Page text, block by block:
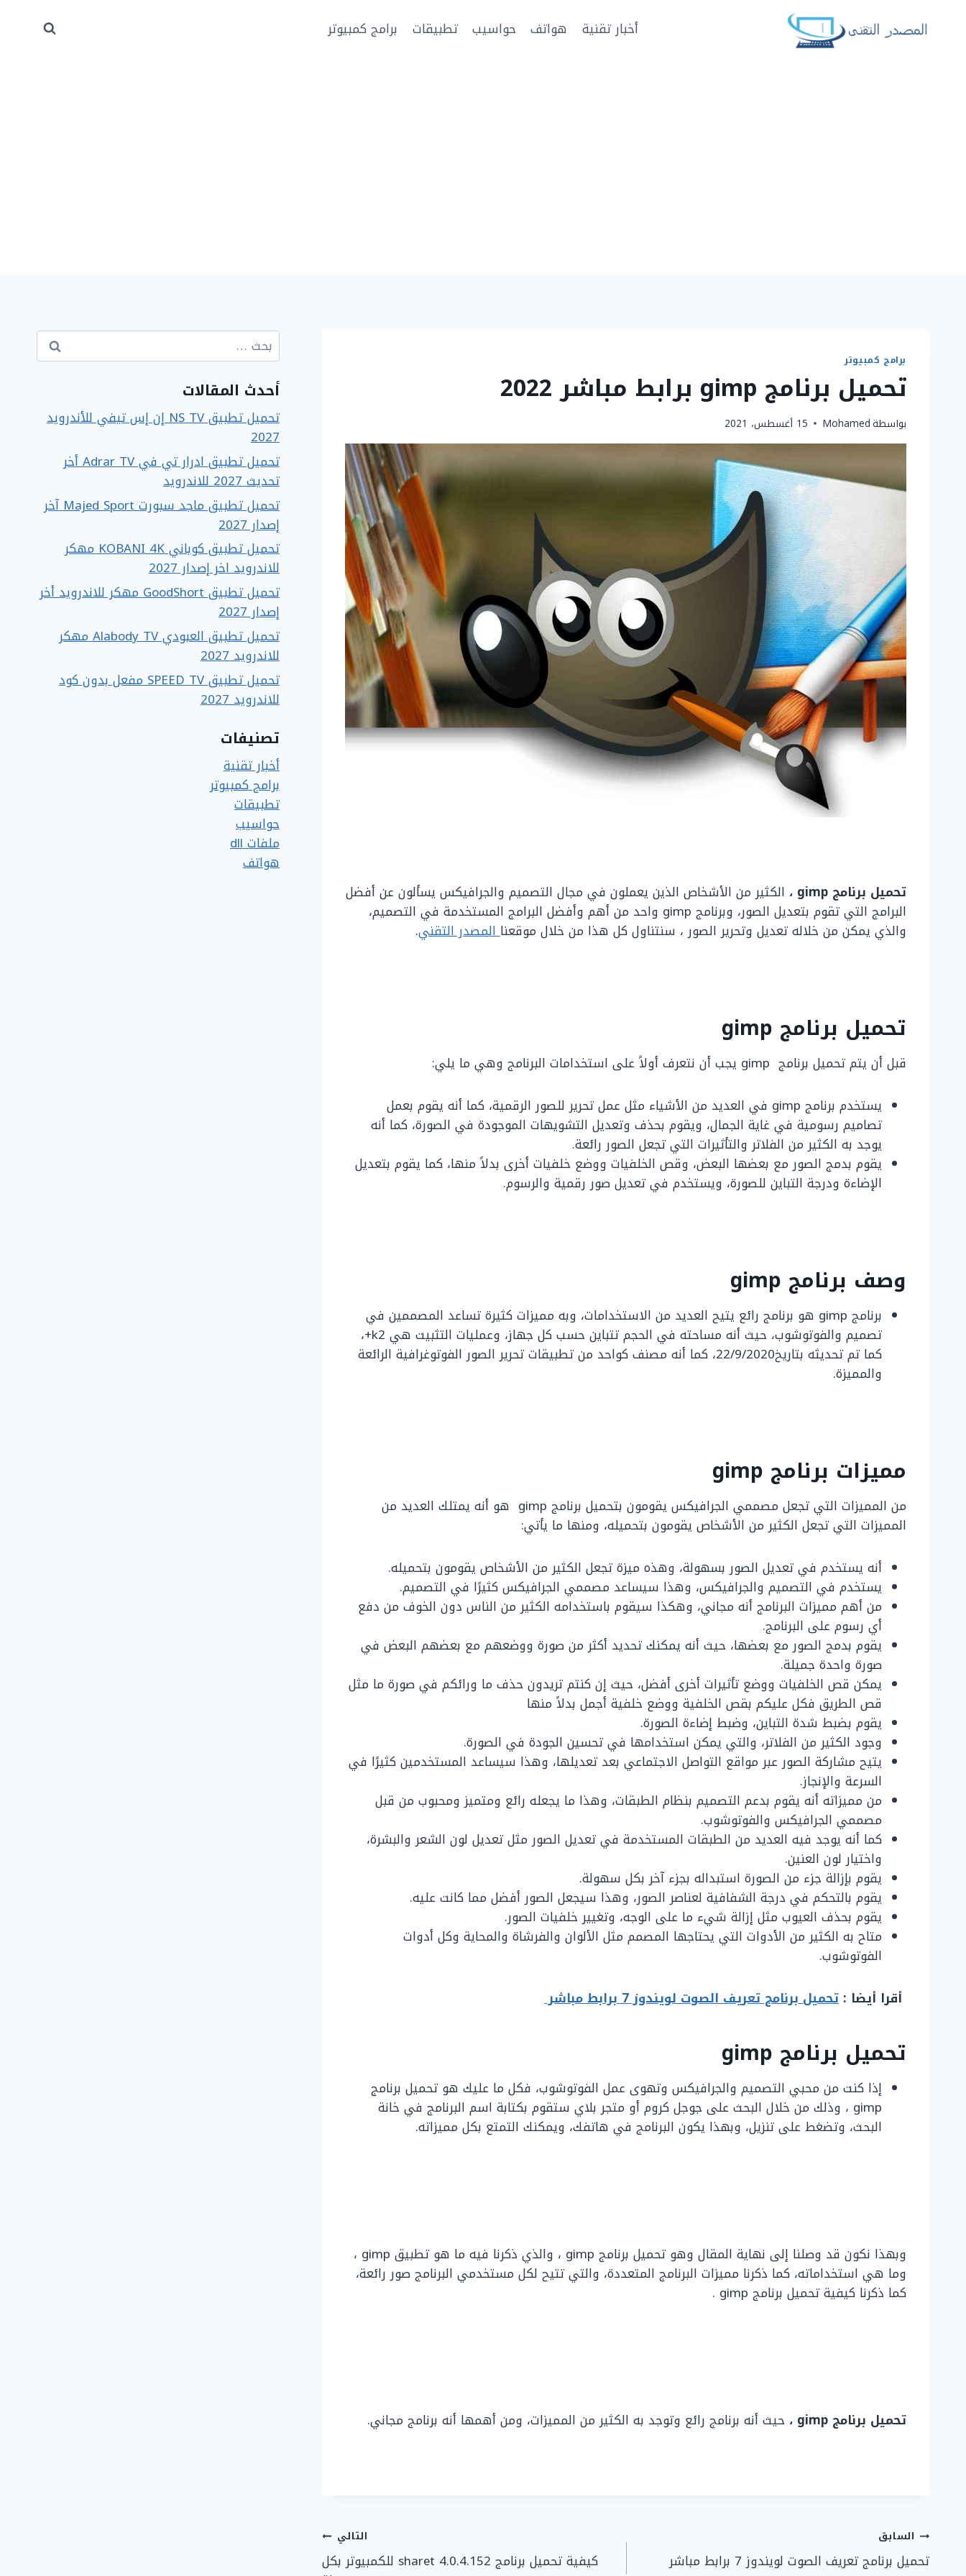
أخبار تقنية هواتف حواسيب تطبيقات برامج كمبيوتر
برامج كمبيوتر
تحميل برنامج gimp برابط مباشر 2022
بواسطةMohamed 15 أغسطس، 2021
تحميل برنامجgimp ، الكثير من الأشخاص الذين يعملون في مجال التصميم والجرافيكس يسألون عن أفضل
البرامج التي تقوم بتعديل الصور، وبرنامج gimp واحد من أهم وأفضل البرامج المستخدمة في التصميم،
والذي يمكن من خلاله تعديل وتحرير الصور ، سنتناول كل هذا من خلال موقعناالمصدر التقني.
تحميل برنامج gimp
قبل أن يتم تحميل برنامج gimp يجب أن نتعرف أولاً على استخدامات البرنامج وهي ما يلي:
يستخدم برنامج gimp في العديد من الأشياء مثل عمل تحرير للصور الرقمية، كما أنه يقوم بعمل
تصاميم رسومية في غاية الجمال، ويقوم بحذف وتعديل التشويهات الموجودة في الصورة، كما أنه
يوجد به الكثير من الفلاتر والتأثيرات التي تجعل الصور رائعة.
يقوم بدمج الصور مع بعضها البعض، وقص الخلفيات ووضع خلفيات أخرى بدلاً منها، كما يقوم بتعديل
الإضاءة ودرجة التباين للصورة، ويستخدم في تعديل صور رقمية والرسوم.
وصف برنامج gimp
برنامج gimp هو برنامج رائع يتيح العديد من الاستخدامات، وبه مميزات كثيرة تساعد المصممين في
تصميم والفوتوشوب، حيث أنه مساحته في الحجم تتباين حسب كل جهاز، وعمليات التثبيت هي k2+،
كما تم تحديثه بتاريخ22/9/2020، كما أنه مصنف كواحد من تطبيقات تحرير الصور الفوتوغرافية الرائعة
والمميزة.
مميزات برنامج gimp
من المميزات التي تجعل مصممي الجرافيكس يقومون بتحميل برنامج gimp هو أنه يمتلك العديد من
المميزات التي تجعل الكثير من الأشخاص يقومون بتحميله، ومنها ما يأتي:
أنه يستخدم في تعديل الصور بسهولة، وهذه ميزة تجعل الكثير من الأشخاص يقومون بتحميله.
يستخدم في التصميم والجرافيكس، وهذا سيساعد مصممي الجرافيكس كثيرًا في التصميم.
من أهم مميزات البرنامج أنه مجاني، وهكذا سيقوم باستخدامه الكثير من الناس دون الخوف من دفع
أي رسوم على البرنامج.
يقوم بدمج الصور مع بعضها، حيث أنه يمكنك تحديد أكثر من صورة ووضعهم مع بعضهم البعض في
صورة واحدة جميلة.
يمكن قص الخلفيات ووضع تأثيرات أخرى أفضل، حيث إن كنتم تريدون حذف ما ورائكم في صورة ما مثل
قص الطريق فكل عليكم بقص الخلفية ووضع خلفية أجمل بدلاً منها
يقوم بضبط شدة التباين، وضبط إضاءة الصورة.
وجود الكثير من الفلاتر، والتي يمكن استخدامها في تحسين الجودة في الصورة.
يتيح مشاركة الصور عبر مواقع التواصل الاجتماعي بعد تعديلها، وهذا سيساعد المستخدمين كثيرًا في
السرعة والإنجاز.
من مميزاته أنه يقوم بدعم التصميم بنظام الطبقات، وهذا ما يجعله رائع ومتميز ومحبوب من قبل
مصممي الجرافيكس والفوتوشوب.
كما أنه يوجد فيه العديد من الطبقات المستخدمة في تعديل الصور مثل تعديل لون الشعر والبشرة،
واختيار لون العنين.
يقوم بإزالة جزء من الصورة استبداله بجزء آخر بكل سهولة.
يقوم بالتحكم في درجة الشفافية لعناصر الصور، وهذا سيجعل الصور أفضل مما كانت عليه.
يقوم بحذف العيوب مثل إزالة شيء ما على الوجه، وتغيير خلفيات الصور.
متاح به الكثير من الأدوات التي يحتاجها المصمم مثل الألوان والفرشاة والمحاية وكل أدوات
الفوتوشوب.
أقرا أيضا :تحميل برنامج تعريف الصوت لويندوز 7 برابط مباشر
تحميل برنامج gimp
إذا كنت من محبي التصميم والجرافيكس وتهوى عمل الفوتوشوب، فكل ما عليك هو تحميل برنامج
gimp ، وذلك من خلال البحث على جوجل كروم أو متجر بلاي ستقوم بكتابة اسم البرنامج في خانة
البحث، وتضغط على تنزيل، وبهذا يكون البرنامج في هاتفك، ويمكنك التمتع بكل مميزاته.
وبهذا نكون قد وصلنا إلى نهاية المقال وهو تحميل برنامج gimp ، والذي ذكرنا فيه ما هو تطبيق gimp ،
وما هي استخداماته، كما ذكرنا مميزات البرنامج المتعددة، والتي تتيح لكل مستخدمي البرنامج صور رائعة،
كما ذكرنا كيفية تحميل برنامج gimp .
تحميل برنامجgimp ، حيث أنه برنامج رائع وتوجد به الكثير من المميزات، ومن أهمها أنه برنامج مجاني.
تصفّح
السابق
تحميل برنامج تعريف الصوت لويندوز 7 برابط مباشر
التالي
كيفية تحميل برنامج sharet 4.0.4.152 للكمبيوتر بكل
البحث
عن:
أحدث المقالات
تحميل تطبيق NS TV إن إس تيفي للأندرويد
2027
تحميل تطبيق ادرار تي في Adrar TV أخر
تحديث 2027 للاندرويد
تحميل تطبيق ماجد سبورت Majed Sport آخر
إصدار 2027
تحميل تطبيق كوباني KOBANI 4K مهكر
للاندرويد اخر إصدار 2027
تحميل تطبيق GoodShort مهكر للاندرويد أخر
إصدار 2027
تحميل تطبيق العبودي Alabody TV مهكر
للاندرويد 2027
تحميل تطبيق SPEED TV مفعل بدون كود
للاندرويد 2027
تصنيفات
أخبار تقنية
برامج كمبيوتر
تطبيقات
حواسيب
ملفات dll
هواتف